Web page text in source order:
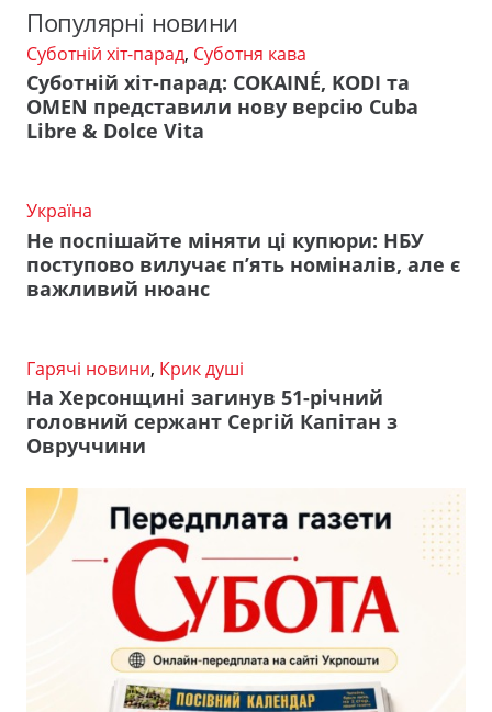
Популярні новини
Суботній хіт-парад, Суботня кава
Суботній хіт-парад: COKAINÉ, KODI та
OMEN представили нову версію Cuba
Libre & Dolce Vita
Україна
Не поспішайте міняти ці купюри: НБУ
поступово вилучає п’ять номіналів, але є
важливий нюанс
Гарячі новини, Крик душі
На Херсонщині загинув 51-річний
головний сержант Сергій Капітан з
Овруччини